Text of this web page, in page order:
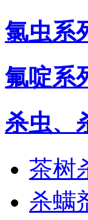
氯虫系
氟啶系
杀虫、
茶树
杀螨